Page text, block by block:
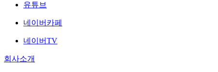
유튜브
네이버카페
네이버TV
회사소개